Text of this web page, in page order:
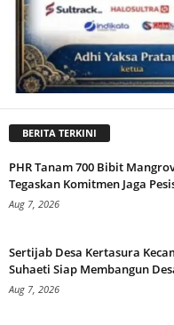
BERITA TERKINI
PHR Tanam 700 Bibit
Tegaskan Komitmen Jaga
Aug 7, 2026
Sertijab Desa Kertasura
Suhaeti Siap Membangun
Aug 7, 2026